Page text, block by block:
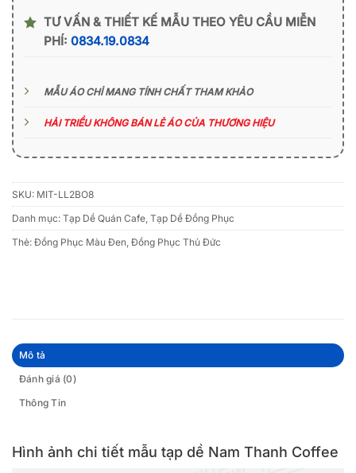
TƯ VẤN & THIẾT KẾ MẪU THEO YÊU CẦU MIỄN
PHÍ: 0834.19.0834
MẪU ÁO CHỈ MANG TÍNH CHẤT THAM KHẢO
HẢI TRIỀU KHÔNG BÁN LẺ ÁO CỦA THƯƠNG HIỆU
SKU: MIT-LL2BO8
Danh mục: Tạp Dề Quán Cafe Tạp Dề Đồng Phục
Thẻ: Đồng Phục Màu Đen Đồng Phục Thủ Đức
Mô tả
Đánh giá (0)
Thông Tin
Hình ảnh chi tiết mẫu tạp dề Nam Thanh Coffee